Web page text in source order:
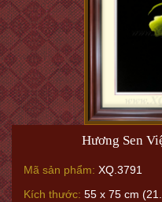
Hương Sen
Mã sản phẩm: XQ.3791
Kích thước: 55 x 75 cm